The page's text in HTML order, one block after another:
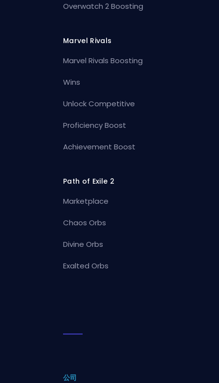
Overwatch 2 Boosting
Marvel Rivals
Marvel Rivals Boosting
Wins
Unlock Competitive
Proficiency Boost
Achievement Boost
Path of Exile 2
Marketplace
Chaos Orbs
Divine Orbs
Exalted Orbs
公司